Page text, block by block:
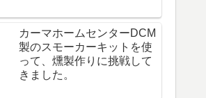
カーマホームセンターDCM
製のスモーカーキットを使
って、燻製作りに挑戦して
きました。